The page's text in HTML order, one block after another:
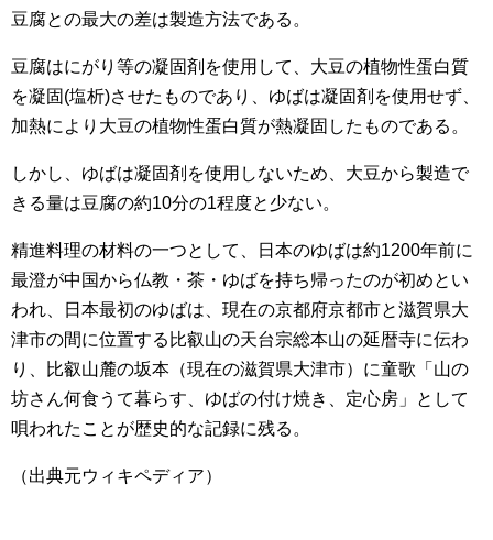
豆腐との最大の差は製造方法である。
豆腐はにがり等の凝固剤を使用して、大豆の植物性蛋白質
を凝固(塩析)させたものであり、ゆばは凝固剤を使用せず、
加熱により大豆の植物性蛋白質が熱凝固したものである。
しかし、ゆばは凝固剤を使用しないため、大豆から製造で
きる量は豆腐の約10分の1程度と少ない。
精進料理の材料の一つとして、日本のゆばは約1200年前に
最澄が中国から仏教・茶・ゆばを持ち帰ったのが初めとい
われ、日本最初のゆばは、現在の京都府京都市と滋賀県大
津市の間に位置する比叡山の天台宗総本山の延暦寺に伝わ
り、比叡山麓の坂本（現在の滋賀県大津市）に童歌「山の
坊さん何食うて暮らす、ゆばの付け焼き、定心房」として
唄われたことが歴史的な記録に残る。
（出典元ウィキペディア）